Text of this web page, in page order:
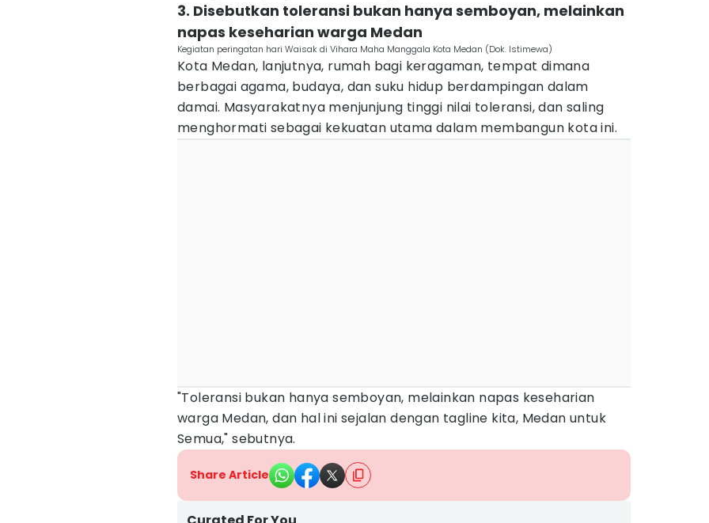
3. Disebutkan toleransi bukan hanya semboyan, melainkan
napas keseharian warga Medan
Kegiatan peringatan hari Waisak di Vihara Maha Manggala Kota Medan (Dok. Istimewa)
Kota Medan, lanjutnya, rumah bagi keragaman, tempat dimana
berbagai agama, budaya, dan suku hidup berdampingan dalam
damai. Masyarakatnya menjunjung tinggi nilai toleransi, dan saling
menghormati sebagai kekuatan utama dalam membangun kota ini.
"Toleransi bukan hanya semboyan, melainkan napas keseharian
warga Medan, dan hal ini sejalan dengan tagline kita, Medan untuk
Semua," sebutnya.
Share Article